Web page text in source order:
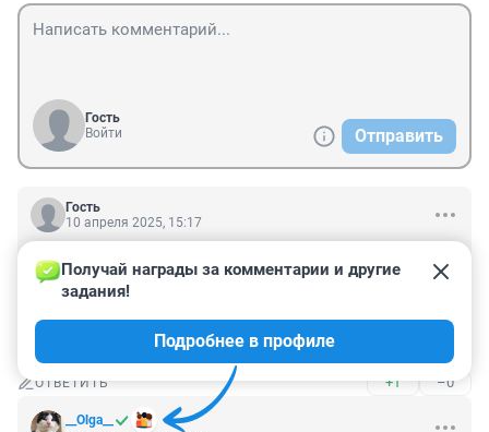
Гость
Войти
Отправить
Гость
10 апреля 2025, 15:17
некорректно! Гай Юлий Цезарь не был императором, а
был консулом и диктатором! Первый римский
император - Октавиан Август, внучатый племянник
ОТВЕТИТЬ +1 –0
__Olga__
Получай награды за комментарии и другие
задания!
Подробнее в профиле